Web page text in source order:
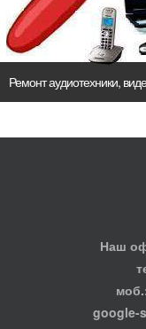
Ремонт аудиотехники,
Наш
google-